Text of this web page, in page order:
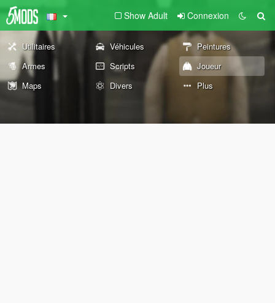
Show Adult Connexion
Utilitaires Véhicules
Peintures
Armes
Scripts
Joueur
Maps
Divers Plus